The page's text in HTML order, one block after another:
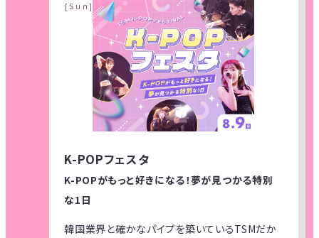
[Sun]
K-POPフェスタ
K-POPがもっと好きになる！夢が見つかる特別
な1日
韓国業界と確かなパイプを築いているTSMだか